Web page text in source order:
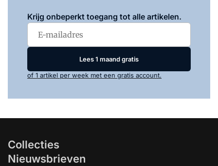
Krijg onbeperkt toegang tot alle artikelen.
Lees 1 maand gratis
of 1 artikel per week met een gratis account.
Collecties
Nieuwsbrieven